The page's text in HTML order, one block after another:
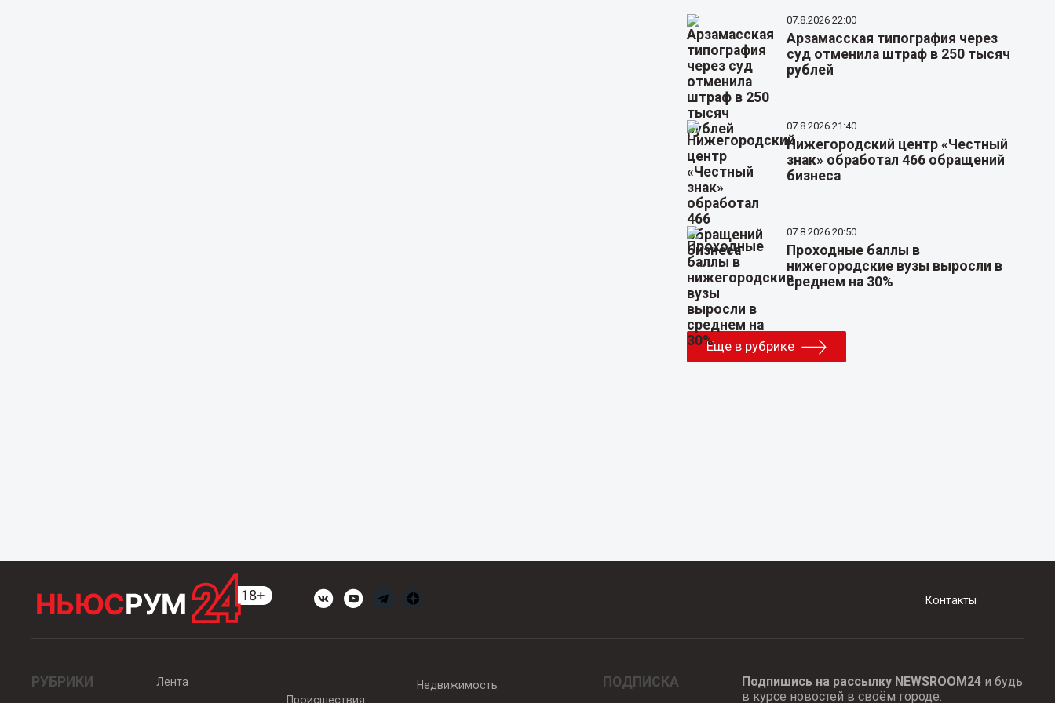
07.8.2026 22:00
Арзамасская типография через
суд отменила штраф в 250 тысяч
рублей
07.8.2026 21:40
Нижегородский центр «Честный
знак» обработал 466 обращений
бизнеса
07.8.2026 20:50
Проходные баллы в
нижегородские вузы выросли в
среднем на 30%
Еще в рубрике
Контакты
РУБРИКИ
Лента
Происшествия
Недвижимость ПОДПИСКА Подпишись на рассылку NEWSROOM24и будь
в курсе новостей в своём городе: